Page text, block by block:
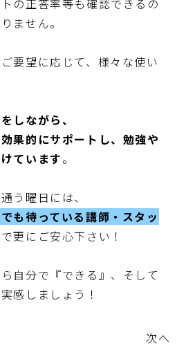
の正答率等も確認できるの
ません。
要望に応じて、様々な使い
しながら、
果的にサポートし、勉強や
ています。
も待っている講師・スタッ
更にご安心下さい！
自分で『できる』、そして
感しましょう！
次へ